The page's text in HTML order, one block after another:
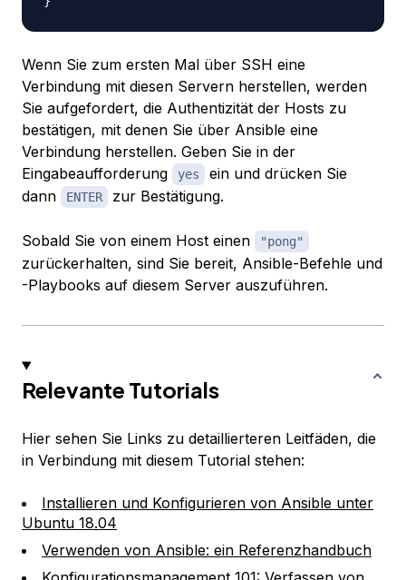
Wenn Sie zum ersten Mal über SSH eine
Verbindung mit diesen Servern herstellen, werden
Sie aufgefordert, die Authentizität der Hosts zu
bestätigen, mit denen Sie über Ansible eine
Verbindung herstellen. Geben Sie in der
Eingabeaufforderung
yes
ein und drücken Sie
dann
ENTER zur Bestätigung.
Sobald Sie von einem Host einen "pong"
zurückerhalten, sind Sie bereit, Ansible-Befehle und
-Playbooks auf diesem Server auszuführen.
Relevante Tutorials
Hier sehen Sie Links zu detaillierteren Leitfäden, die
in Verbindung mit diesem Tutorial stehen:
Installieren und Konfigurieren von Ansible unter
Ubuntu 18.04
Verwenden von Ansible: ein Referenzhandbuch